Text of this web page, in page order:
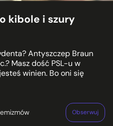
kibole i szury
Antyszczep Braun
Masz dość PSL-u w
winien. Bo oni się
Obserwuj